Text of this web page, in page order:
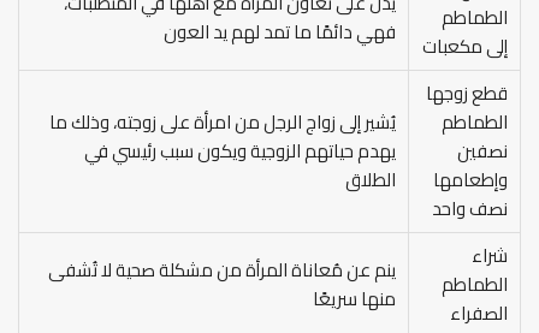
الطماطم
إلى مكعبات
فهي دائمًا ما تمد لهم يد العون
قطع زوجها
الطماطم
نصفين
وإطعامها
نصف واحد
يُشير إلى زواج الرجل من امرأة على زوجته، وذلك ما
يهدم حياتهم الزوجية ويكون سبب رئيسي في
الطلاق
شراء
الطماطم
الصفراء
ينم عن مُعاناة المرأة من مشكلة صحية لا تُشفى
منها سريعًا